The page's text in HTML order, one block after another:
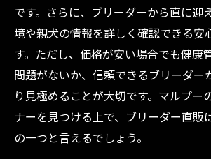
です。さらに、ブリーダーから直に迎
境や親犬の情報を詳しく確認できる安
す。ただし、価格が安い場合でも健康
問題がないか、信頼できるブリーダー
り見極めることが大切です。マルプー
ナーを見つける上で、ブリーダー直販
の一つと言えるでしょう。